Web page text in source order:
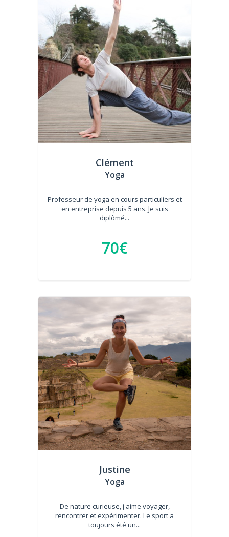
Clément
Yoga
Professeur de yoga en cours particuliers et
en entreprise depuis 5 ans. Je suis
diplômé...
70€
Justine
Yoga
De nature curieuse, j'aime voyager,
rencontrer et expérimenter. Le sport a
toujours été un...